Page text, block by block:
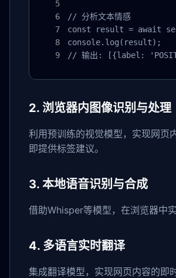
// 分析文本情感
const result = await
console.log(result);
// 输出: [{label:
2. 浏览器内图像识别与处理
利用预训练的视觉模型，实现网页
即提供标签建议。
3. 本地语音识别与合成
借助Whisper等模型，在浏览器中
4. 多语言实时翻译
集成翻译模型，实现网页内容的即